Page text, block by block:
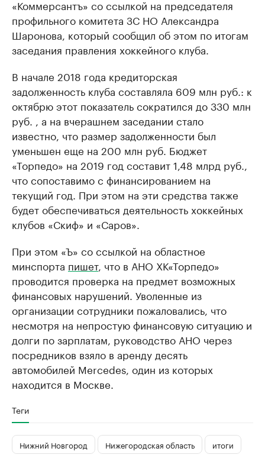
«Коммерсантъ» со ссылкой на председателя
профильного комитета ЗС НО Александра
Шаронова, который сообщил об этом по итогам
заседания правления хоккейного клуба.
В начале 2018 года кредиторская
задолженность клуба составляла 609 млн руб.: к
октябрю этот показатель сократился до 330 млн
руб. , а на вчерашнем заседании стало
известно, что размер задолженности был
уменьшен еще на 200 млн руб. Бюджет
«Торпедо» на 2019 год составит 1,48 млрд руб.,
что сопоставимо с финансированием на
текущий год. При этом на эти средства также
будет обеспечиваться деятельность хоккейных
клубов «Скиф» и «Саров».
При этом ​«Ъ» со ссылкой на областное
минспорта пишет, что в АНО ХК«Торпедо»
проводится проверка на предмет возможных
финансовых нарушений. Уволенные из
организации сотрудники пожаловались, что
несмотря на непростую финансовую ситуацию и
долги по зарплатам, руководство АНО через
посредников взяло в аренду десять
автомобилей Mercedes, один из которых
находится в Москве.
Теги
Нижний Новгород Нижегородская область итоги